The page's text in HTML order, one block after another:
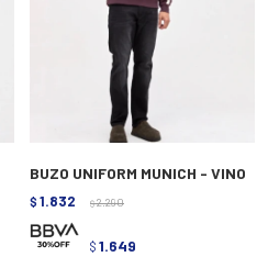
BUZO UNIFORM MUNICH - VINO
$ 1.832 $ 2.290
$ 1.649